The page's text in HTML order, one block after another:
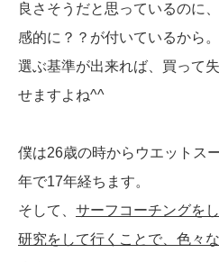
良さそうだと思っているのに
感的に？？が付いているから。
選ぶ基準が出来れば、買って
せますよね^^
僕は26歳の時からウエットス
年で17年経ちます。
そして、 サーフコーチングを
研究をして行くことで、色々